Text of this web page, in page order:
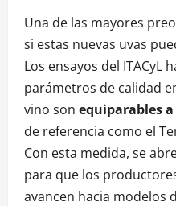
Una de las mayores
si estas nuevas uvas
Los ensayos del ITACyL
parámetros de calidad
vino son equiparables
de referencia como el
Con esta medida, se
para que los
avancen hacia modelos